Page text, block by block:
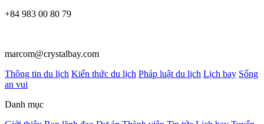
+84 983 00 80 79
marcom@crystalbay.com
Thông tin du lịch Kiến thức du lịch Pháp luật du lịch Lịch bay Sống
an vui
Danh mục